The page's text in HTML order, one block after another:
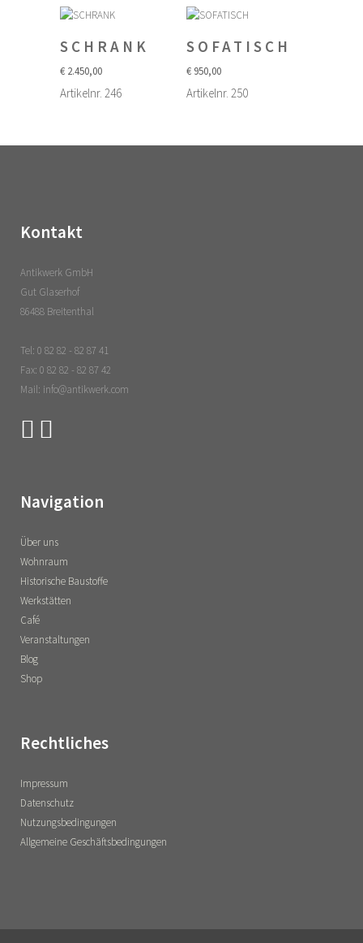
SCHRANK
€ 2.450,00
Artikelnr. 246
SOFATISCH
€ 950,00
Artikelnr. 250
Kontakt
Antikwerk GmbH
Gut Glaserhof
86488 Breitenthal
Tel: 0 82 82 - 82 87 41
Fax: 0 82 82 - 82 87 42
Mail: info@antikwerk.com
Navigation
Über uns
Wohnraum
Historische Baustoffe
Werkstätten
Café
Veranstaltungen
Blog
Shop
Rechtliches
Impressum
Datenschutz
Nutzungsbedingungen
Allgemeine Geschäftsbedingungen